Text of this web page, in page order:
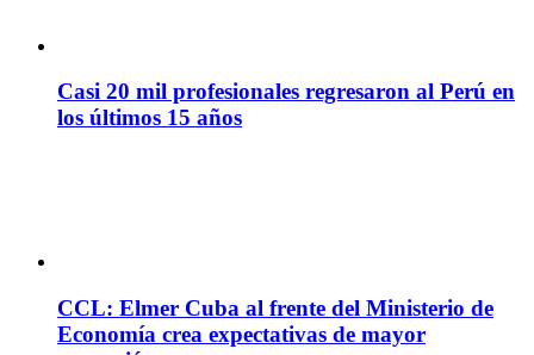
Casi 20 mil profesionales regresaron al Perú en
los últimos 15 años
CCL: Elmer Cuba al frente del Ministerio de
Economía crea expectativas de mayor